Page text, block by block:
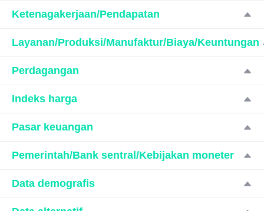
Ketenagakerjaan/Pendapatan
Layanan/Produksi/Manufaktur/Biaya/Keuntungan
Perdagangan
Indeks harga
Pasar keuangan
Pemerintah/Bank sentral/Kebijakan moneter
Data demografis